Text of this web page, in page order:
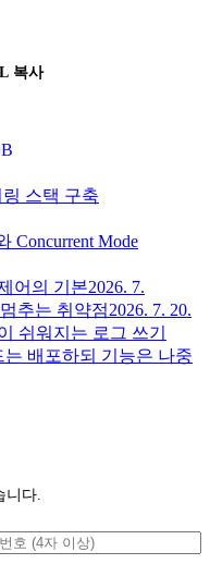
복사
링 스택 구축
Concurrent Mode
어의 기본2026. 7.
추는 취약점2026. 7. 20.
쉬워지는 로그 쓰기
배포하되 기능은 나중
니다.